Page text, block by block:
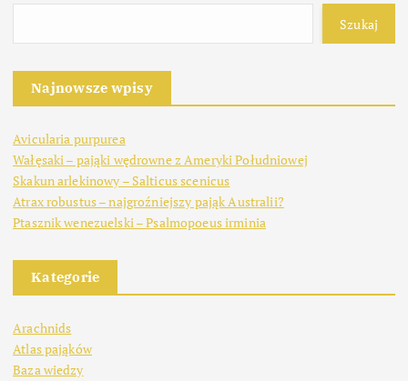
Szukaj
Najnowsze wpisy
Avicularia purpurea
Wałęsaki – pająki wędrowne z Ameryki Południowej
Skakun arlekinowy – Salticus scenicus
Atrax robustus – najgroźniejszy pająk Australii?
Ptasznik wenezuelski – Psalmopoeus irminia
Kategorie
Arachnids
Atlas pająków
Baza wiedzy